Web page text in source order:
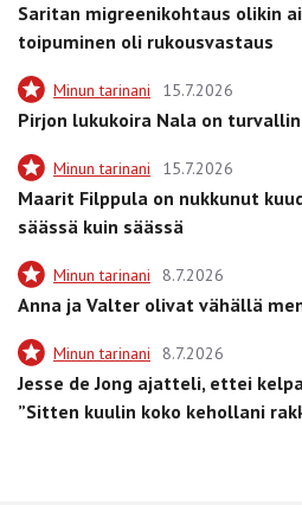
Saritan migreenikohtaus olikin
toipuminen oli rukousvastaus
Minun tarinani 15.7.2026
Pirjon lukukoira Nala on
Minun tarinani 15.7.2026
Maarit Filppula on nukkunut
säässä kuin säässä
Minun tarinani 8.7.2026
Anna ja Valter olivat vähällä
Minun tarinani 8.7.2026
Jesse de Jong ajatteli, ettei
”Sitten kuulin koko kehollani